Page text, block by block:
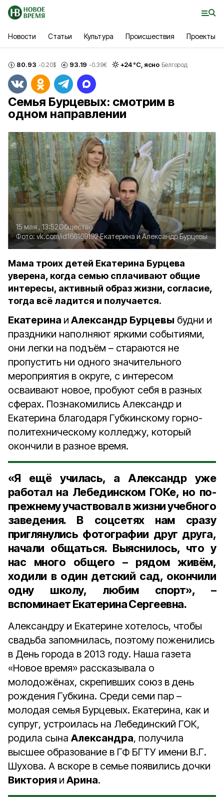
Новости Статьи Культура Происшествия Проекты
80.93 -0.20$ 93.19 -0.39€ +24°С, ясно Белгород
Семья Бурцевых: смотрим в
одном направлении
15 мая , 13:52Общество
Фото:vk.com/id166169192Екатерина и Александр Бурцевы
Мама троих детей Екатерина Бурцева
уверена, когда семью сплачивают общие
интересы, активный образ жизни, согласие,
тогда всё ладится и получается.
Екатерина и Александр Бурцевы будни и
праздники наполняют яркими событиями,
они легки на подъём – стараются не
пропустить ни одного значительного
мероприятия в округе, с интересом
осваивают новое, пробуют себя в разных
сферах. Познакомились Александр и
Екатерина благодаря Губкинскому горно-
политехническому колледжу, который
окончили в разное время.
«Я ещё училась, а Александр уже
работал на Лебединском ГОКе, но по-
прежнему участвовал в жизни учебного
заведения. В соцсетях нам сразу
приглянулись фотографии друг друга,
начали общаться. Выяснилось, что у
нас много общего – рядом живём,
ходили в один детский сад, окончили
одну школу, любим спорт», –
вспоминает Екатерина Сергеевна.
Александру и Екатерине хотелось, чтобы
свадьба запомнилась, поэтому поженились
в День города в 2013 году. Наша газета
«Новое время» рассказывала о
молодожёнах, скрепивших союз в день
рождения Губкина. Среди семи пар –
молодая семья Бурцевых. Екатерина, как и
супруг, устроилась на Лебединский ГОК,
родила сына Александра, получила
высшее образование в ГФ БГТУ имени В.Г.
Шухова. А вскоре в семье появились дочки
Виктория и Арина.